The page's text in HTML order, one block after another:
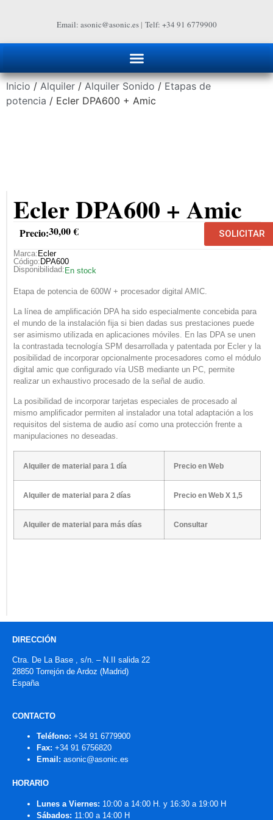
Email: asonic@asonic.es| Telf: +34 91 6779900
Inicio / Alquiler / Alquiler Sonido / Etapas de
potencia / Ecler DPA600 + Amic
Ecler DPA600 + Amic
Precio:30,00€ SOLICITAR
Marca: Ecler
Código: DPA600
Disponibilidad: En stock
Etapa de potencia de 600W + procesador digital AMIC.
La línea de amplificación DPA ha sido especialmente concebida para
el mundo de la instalación fija si bien dadas sus prestaciones puede
ser asimismo utilizada en aplicaciones móviles. En las DPA se unen
la contrastada tecnología SPM desarrollada y patentada por Ecler y la
posibilidad de incorporar opcionalmente procesadores como el módulo
digital amic que configurado vía USB mediante un PC, permite
realizar un exhaustivo procesado de la señal de audio.
La posibilidad de incorporar tarjetas especiales de procesado al
mismo amplificador permiten al instalador una total adaptación a los
requisitos del sistema de audio así como una protección frente a
manipulaciones no deseadas.
Alquiler de material para 1 día Precio en Web
Alquiler de material para 2 días Precio en Web X 1,5
Alquiler de material para más días Consultar
DIRECCIÓN
Ctra. De La Base , s/n. – N.II salida 22
28850 Torrejón de Ardoz (Madrid)
España
CONTACTO
Teléfono: +34 91 6779900
Fax: +34 91 6756820
Email: asonic@asonic.es
HORARIO
Lunes a Viernes: 10:00 a 14:00 H. y 16:30 a 19:00 H
Sábados: 11:00 a 14:00 H